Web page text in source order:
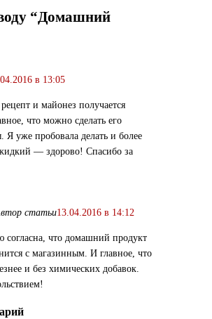
“Домашний
в 13:05
и майонез получается
что можно сделать его
Я уже пробовала делать и более
— здорово! Спасибо за
статьи13.04.2016 в 14:12
согласна, что домашний продукт
с магазинным. И главное, что
и без химических добавок.